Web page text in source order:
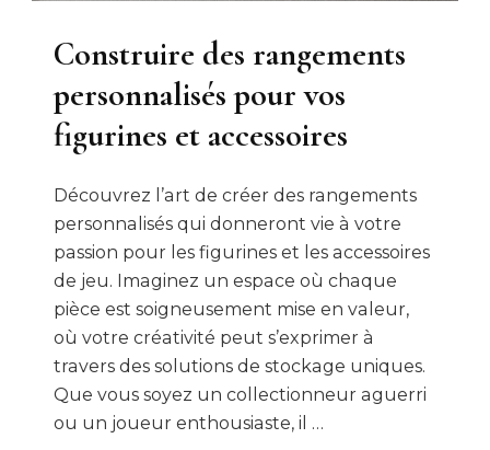
Construire des rangements
personnalisés pour vos
figurines et accessoires
Découvrez l’art de créer des rangements
personnalisés qui donneront vie à votre
passion pour les figurines et les accessoires
de jeu. Imaginez un espace où chaque
pièce est soigneusement mise en valeur,
où votre créativité peut s’exprimer à
travers des solutions de stockage uniques.
Que vous soyez un collectionneur aguerri
ou un joueur enthousiaste, il …